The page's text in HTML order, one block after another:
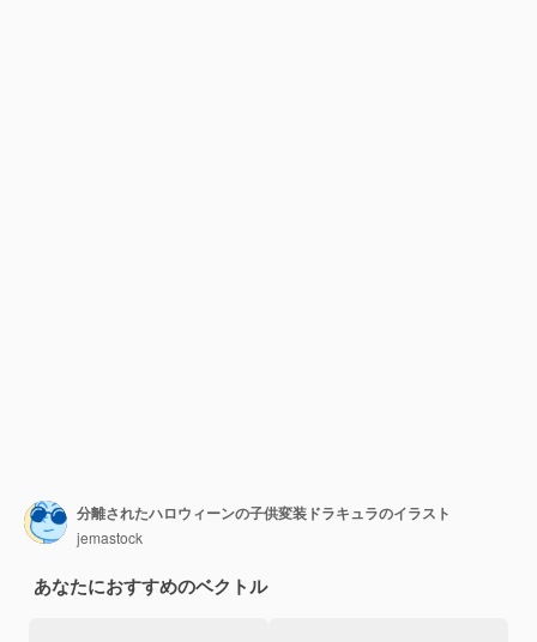
分離されたハロウィーンの子供変装ドラキュラのイラスト
jemastock
あなたにおすすめのベクトル